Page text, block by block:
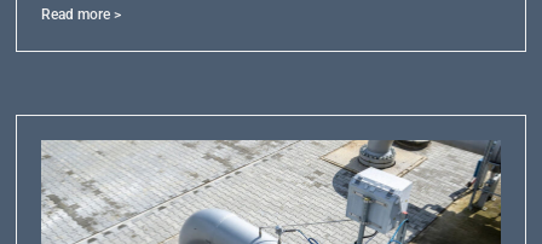
Read more >